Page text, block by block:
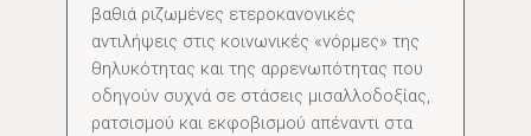
βαθιά ριζωμένες ετεροκανονικές
αντιλήψεις στις κοινωνικές «νόρμες» της
θηλυκότητας και της αρρενωπότητας που
οδηγούν συχνά σε στάσεις μισαλλοδοξίας,
ρατσισμού και εκφοβισμού απέναντι στα